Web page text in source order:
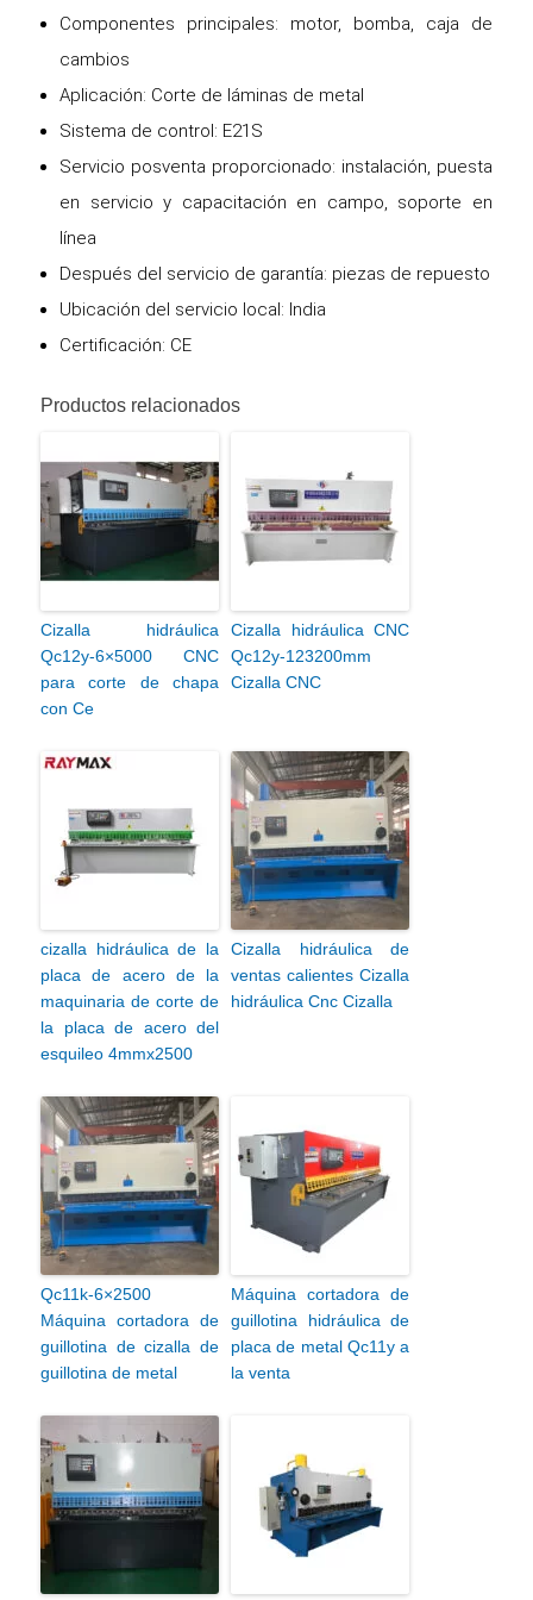
Componentes principales: motor, bomba, caja de
cambios
Aplicación: Corte de láminas de metal
Sistema de control: E21S
Servicio posventa proporcionado: instalación, puesta
en servicio y capacitación en campo, soporte en
línea
Después del servicio de garantía: piezas de repuesto
Ubicación del servicio local: India
Certificación: CE
Productos relacionados
Cizalla hidráulica
Qc12y-6×5000 CNC
para corte de chapa
con Ce
Cizalla hidráulica CNC
Qc12y-123200mm
Cizalla CNC
cizalla hidráulica de la
placa de acero de la
maquinaria de corte de
la placa de acero del
esquileo 4mmx2500
Cizalla hidráulica de
ventas calientes Cizalla
hidráulica Cnc Cizalla
Qc11k-6×2500
Máquina cortadora de
guillotina de cizalla de
guillotina de metal
Máquina cortadora de
guillotina hidráulica de
placa de metal Qc11y a
la venta